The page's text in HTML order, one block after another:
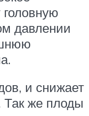
давлении
и снижает
Так же плоды